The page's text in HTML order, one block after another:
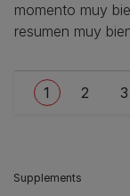
momento muy
resumen muy
Pagination
Current page
1 Page
2 3
Supplements